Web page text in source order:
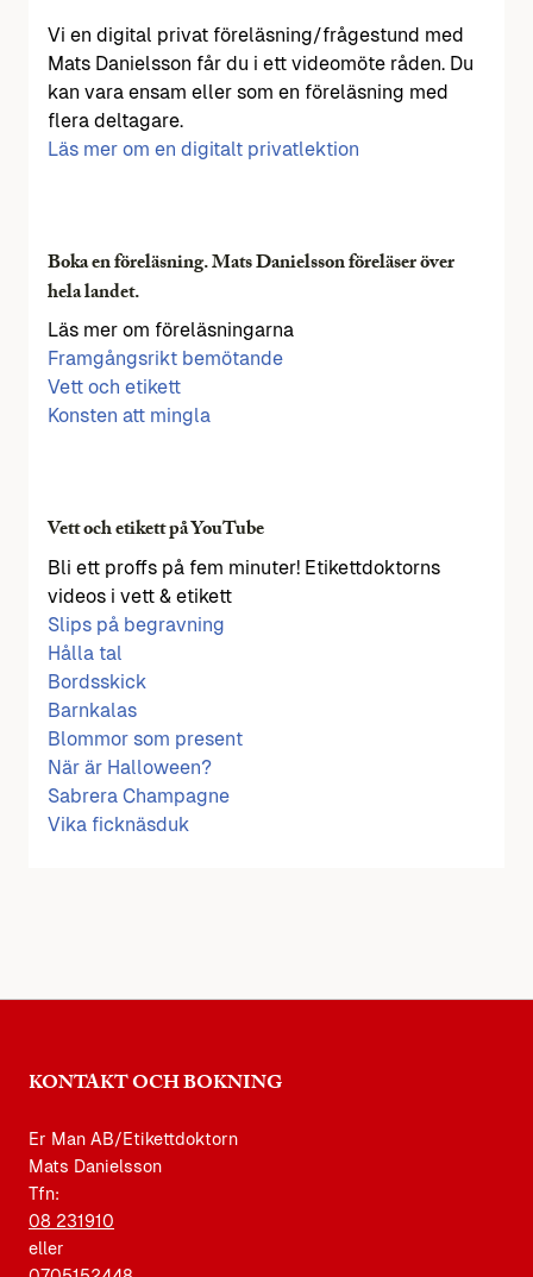
Vi en digital privat föreläsning/frågestund med
Mats Danielsson får du i ett videomöte råden. Du
kan vara ensam eller som en föreläsning med
flera deltagare.
Läs mer om en digitalt privatlektion
Boka en föreläsning. Mats Danielsson föreläser över
hela landet.
Läs mer om föreläsningarna
Framgångsrikt bemötande
Vett och etikett
Konsten att mingla
Vett och etikett på YouTube
Bli ett proffs på fem minuter! Etikettdoktorns
videos i vett & etikett
Slips på begravning
Hålla tal
Bordsskick
Barnkalas
Blommor som present
När är Halloween?
Sabrera Champagne
Vika ficknäsduk
KONTAKT OCH BOKNING
Er Man AB/Etikettdoktorn
Mats Danielsson
Tfn:
08 231910
eller